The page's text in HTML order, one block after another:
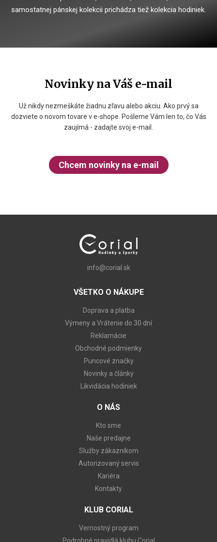
samostatnej pánskej kolekcii prichádza tiež kolekcia hodiniek.
Novinky na Váš e-mail
Už nikdy nezmeškáte žiadnu zľavu alebo akciu. Ako prvý sa
dozviete o novom tovare v e-shope. Pošleme Vám len to, čo Vás
zaujímá - zadajte svoj e-mail.
Chcem novinky na e-mail
info@corial.sk
VŠETKO O NÁKUPE
Doprava a platba
Výmeny a Vrátenie do 30 dní
Reklamácie
Obchodné podmienky
Puncové značky
Novinky a články
Likvidácia hodiniek
O NÁS
Kto sme
Naše predajne
Služby zákazníkom
Autorizovaný servis
Kariéra
Kontakty
KLUB CORIAL
Vernostný program
Podrobné pravidlá klubu Corial